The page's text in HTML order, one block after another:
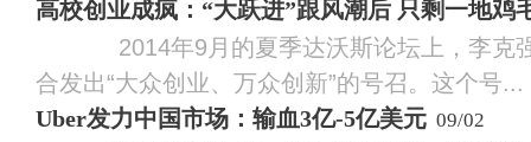
高校创业成疯：“大跃进”跟风潮后 只剩一地鸡
2014年9月的夏季达沃斯论坛上，李克强
合发出“大众创业、万众创新”的号召。这个号...
Uber发力中国市场：输血3亿-5亿美元 09/02